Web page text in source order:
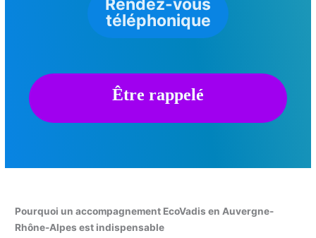
Rendez-vous
téléphonique
Être rappelé
Pourquoi un accompagnement EcoVadis en Auvergne-
Rhône-Alpes est indispensable